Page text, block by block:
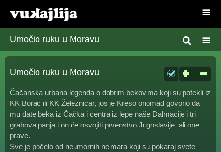
Umočio ruku u Moravu
Umočio ruku u Moravu
Čačanska urbana legenda o dobrim bekovima koji su potekli iz
KK Borac ili KK Železničar, još je Krešo onomad govorio da
mu date beka iz Čačka i centra iz lepe naše Dalmacije i tri
grabova panja i on će osvojiti prvenstvo Jugoslavije, ali one
prave.
Sve je počelo od neumornih neimara koji su pokaraj svete